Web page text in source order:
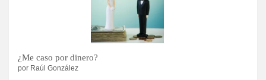
¿Me caso por dinero?
por Raúl González